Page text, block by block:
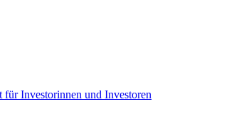
Investorinnen und Investoren